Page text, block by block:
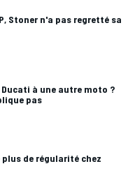
Stoner n'a pas regretté sa
Ducati à une autre moto ?
pas
de régularité chez